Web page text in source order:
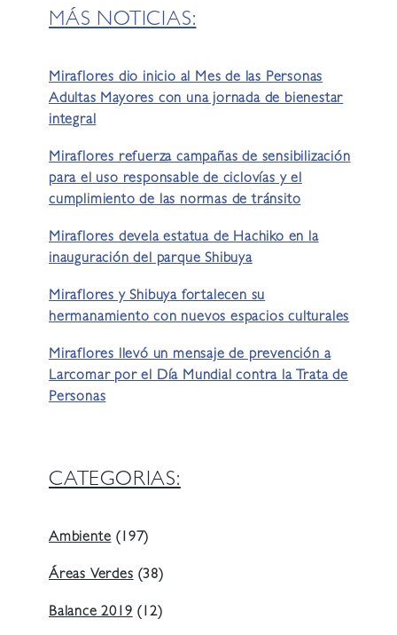
MÁS NOTICIAS:
Miraflores dio inicio al Mes de las Personas
Adultas Mayores con una jornada de bienestar
integral
Miraflores refuerza campañas de sensibilización
para el uso responsable de ciclovías y el
cumplimiento de las normas de tránsito
Miraflores devela estatua de Hachiko en la
inauguración del parque Shibuya
Miraflores y Shibuya fortalecen su
hermanamiento con nuevos espacios culturales
Miraflores llevó un mensaje de prevención a
Larcomar por el Día Mundial contra la Trata de
Personas
CATEGORIAS:
Ambiente (197)
Áreas Verdes (38)
Balance 2019 (12)